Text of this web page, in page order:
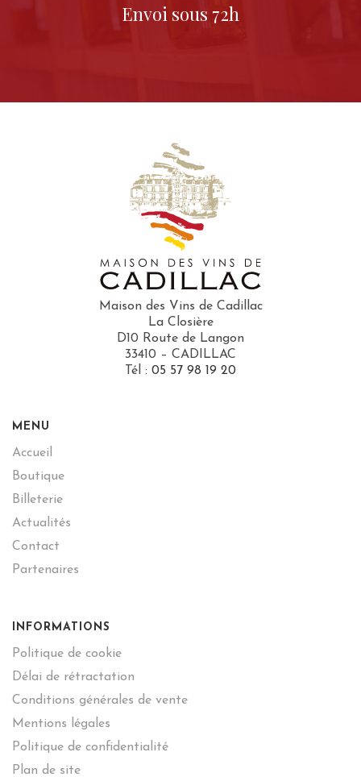
Envoi sous 72h
Maison des Vins de Cadillac
La Closière
D10 Route de Langon
33410 – CADILLAC
Tél : 05 57 98 19 20
MENU
Accueil
Boutique
Billeterie
Actualités
Contact
Partenaires
INFORMATIONS
Politique de cookie
Délai de rétractation
Conditions générales de vente
Mentions légales
Politique de confidentialité
Plan de site